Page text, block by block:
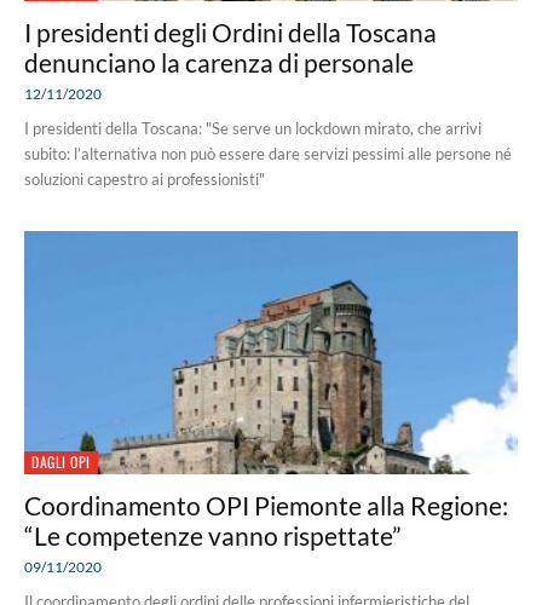
I presidenti degli Ordini della Toscana
denunciano la carenza di personale
12/11/2020
I presidenti della Toscana: "Se serve un lockdown mirato, che arrivi
subito: l’alternativa non può essere dare servizi pessimi alle persone né
soluzioni capestro ai professionisti"
DAGLI OPI
Coordinamento OPI Piemonte alla Regione:
“Le competenze vanno rispettate”
09/11/2020